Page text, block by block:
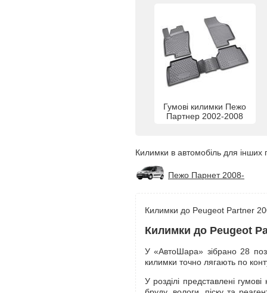
Гумові килимки Пежо
Партнер 2002-2008
Килимки в автомобіль для інших
Пежо Парнет 2008-
Килимки до Peugeot Partner
Килимки до Peugeot
У «АвтоШара» зібрано 28
килимки точно лягають по
У розділі представлені